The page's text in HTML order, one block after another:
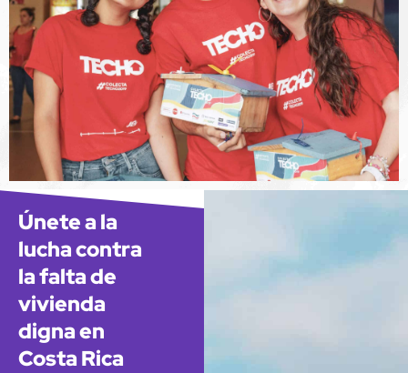
Únete a la
lucha contra
la falta de
vivienda
digna en
Costa Rica